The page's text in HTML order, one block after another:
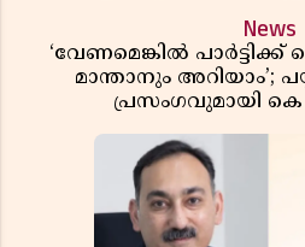
News
‘വേണമെങ്കിൽ
മാന്താനും അറിയാം’;
പ്രസംഗവുമായി